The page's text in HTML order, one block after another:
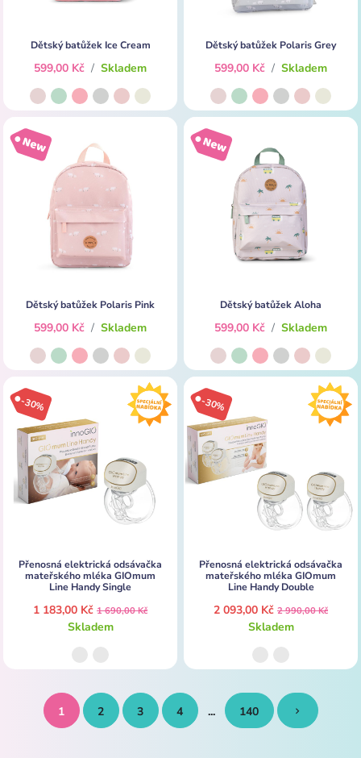
Dětský batůžek Ice Cream
599,00 Kč / Skladem
Dětský batůžek Polaris Grey
599,00 Kč / Skladem
Dětský batůžek Polaris Pink
599,00 Kč / Skladem
Dětský batůžek Aloha
599,00 Kč / Skladem
-30%
Přenosná elektrická odsávačka
mateřského mléka GIOmum
Line Handy Single
1 183,00 Kč 1 690,00 Kč
Skladem
-30%
Přenosná elektrická odsávačka
mateřského mléka GIOmum
Line Handy Double
2 093,00 Kč 2 990,00 Kč
Skladem
1 2 3 4 ... 140